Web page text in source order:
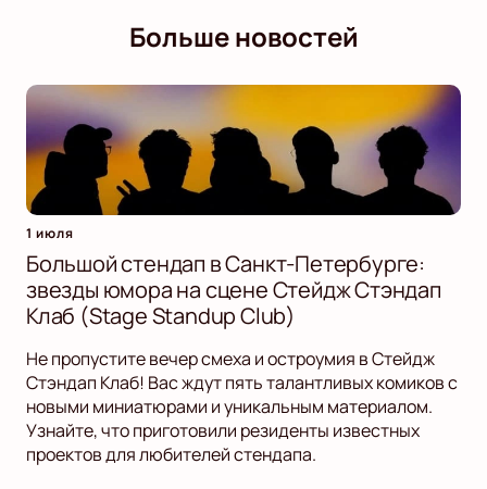
Больше новостей
1 июля
Большой стендап в Санкт-Петербурге:
звезды юмора на сцене Стейдж Стэндап
Клаб (Stage Standup Club)
Не пропустите вечер смеха и остроумия в Стейдж
Стэндап Клаб! Вас ждут пять талантливых комиков с
новыми миниатюрами и уникальным материалом.
Узнайте, что приготовили резиденты известных
проектов для любителей стендапа.